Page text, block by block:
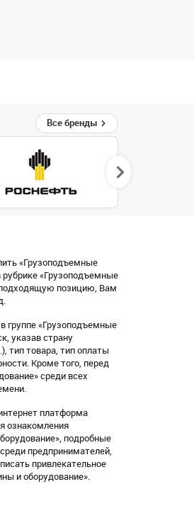
Все бренды
«Грузоподъемные
«Грузоподъемные
позицию, Вам
группе «Грузоподъемные
указав страну
тип товара, тип оплаты
Кроме того, перед
среди всех
платформа
ознакомления
подробные
предпринимателей,
привлекательное
и оборудование».